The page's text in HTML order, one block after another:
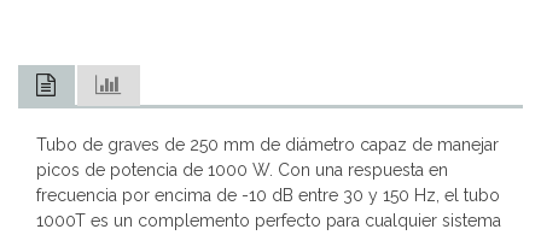
Tubo de graves de 250 mm de diámetro capaz de manejar
picos de potencia de 1000 W. Con una respuesta en
frecuencia por encima de -10 dB entre 30 y 150 Hz, el tubo
1000T es un complemento perfecto para cualquier sistema